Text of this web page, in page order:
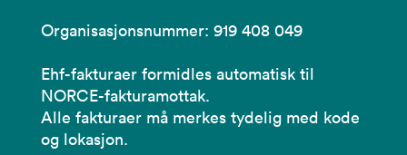
Organisasjonsnummer: 919 408 049
Ehf-fakturaer formidles automatisk til
NORCE-fakturamottak.
Alle fakturaer må merkes tydelig med kode
og lokasjon.